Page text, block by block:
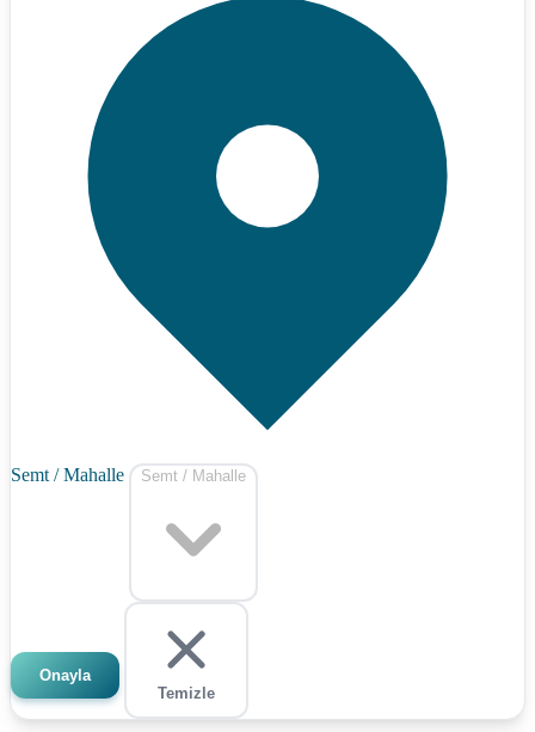
Semt / Mahalle Semt / Mahalle
Onayla
Temizle